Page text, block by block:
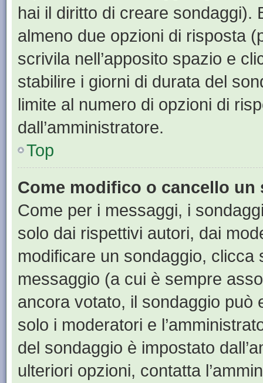
hai il diritto di creare sondaggi).
almeno due opzioni di risposta
scrivila nell’apposito spazio e
stabilire i giorni di durata del
limite al numero di opzioni di
dall’amministratore.
Top
Come modifico o cancello un
Come per i messaggi, i
solo dai rispettivi autori, dai
modificare un sondaggio,
messaggio (a cui è sempre
ancora votato, il sondaggio può
solo i moderatori e
del sondaggio è impostato
ulteriori opzioni, contatta